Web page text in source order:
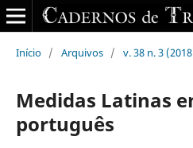
Início / Arquivos / v. 38 n. 3
Medidas Latinas
português